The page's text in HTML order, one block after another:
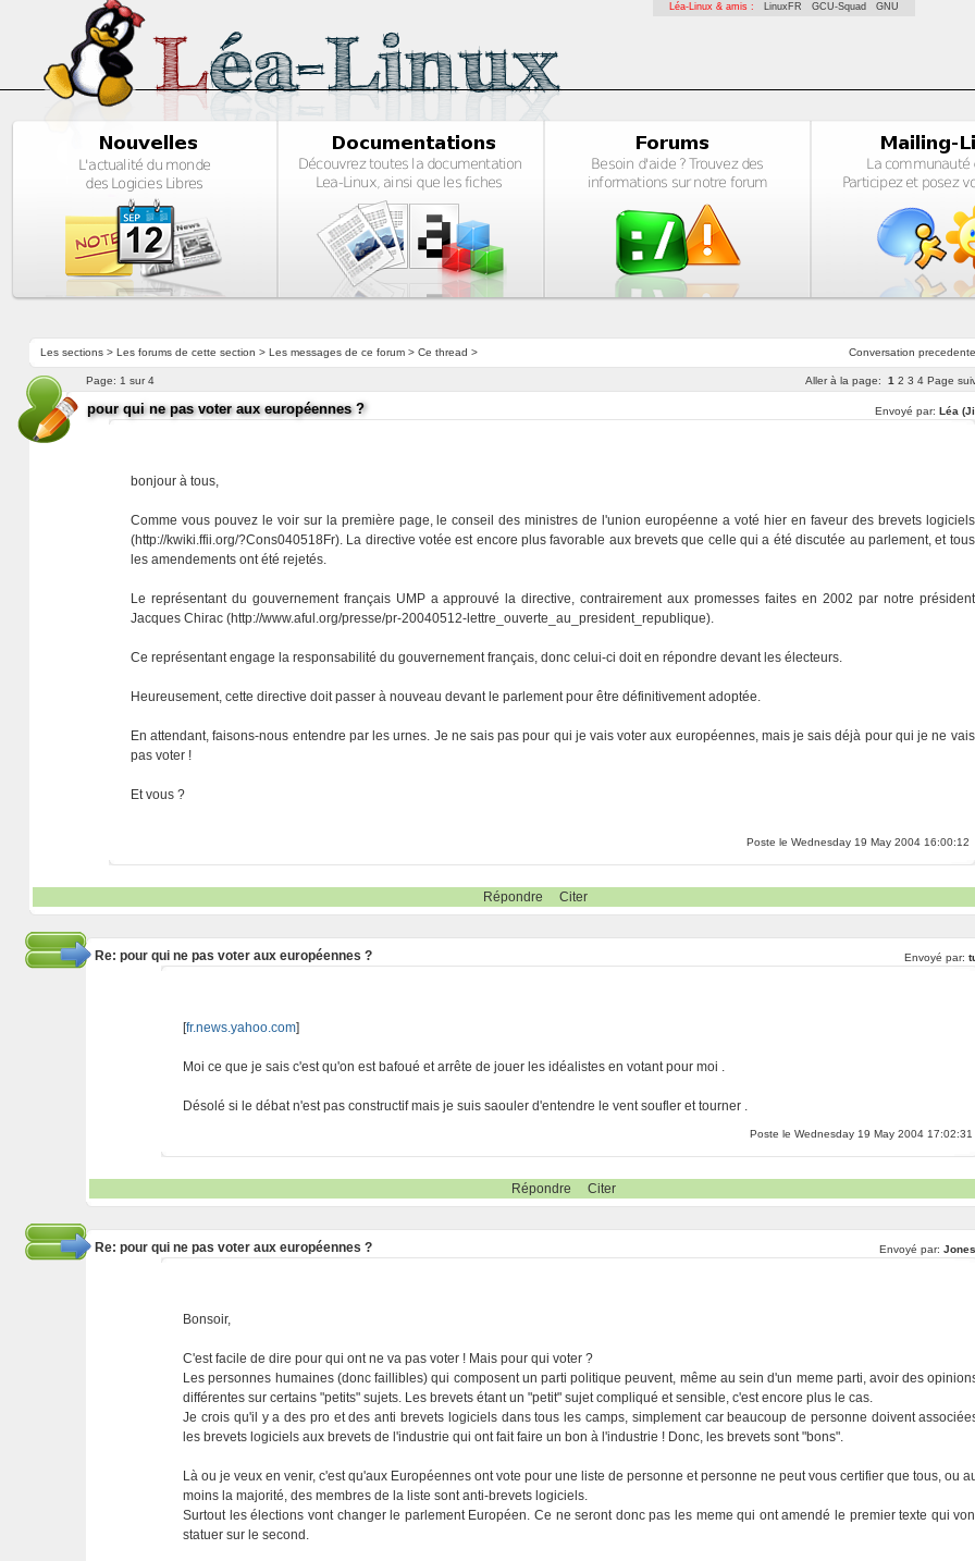
Léa-Linux & amis : LinuxFR GCU-Squad GNU
Conversation precedente
Les sections> Les forums de cette section > Les messages de ce forum> Ce thread >
Aller à la page: 1 2 3 4 Page
Page: 1 sur 4
pour qui ne pas voter aux européennes ? Envoyé par: Léa
bonjour à tous,
Comme vous pouvez le voir sur la première page, le conseil des ministres de l'union européenne a voté hier en faveur des brevets logiciels
(http://kwiki.ffii.org/?Cons040518Fr). La directive votée est encore plus favorable aux brevets que celle qui a été discutée au parlement, et tous
les amendements ont été rejetés.
Le représentant du gouvernement français UMP a approuvé la directive, contrairement aux promesses faites en 2002 par notre président
Jacques Chirac (http://www.aful.org/presse/pr-20040512-lettre_ouverte_au_president_republique).
Ce représentant engage la responsabilité du gouvernement français, donc celui-ci doit en répondre devant les électeurs.
Heureusement, cette directive doit passer à nouveau devant le parlement pour être définitivement adoptée.
En attendant, faisons-nous entendre par les urnes. Je ne sais pas pour qui je vais voter aux européennes, mais je sais déjà pour qui je ne vais
pas voter !
Et vous ?
Poste le Wednesday 19 May 2004 16:00:12
Répondre Citer
Re: pour qui ne pas voter aux européennes ? Envoyé par:
[fr.news.yahoo.com]
Moi ce que je sais c'est qu'on est bafoué et arrête de jouer les idéalistes en votant pour moi .
Désolé si le débat n'est pas constructif mais je suis saouler d'entendre le vent soufler et tourner .
Poste le Wednesday 19 May 2004 17:02:31
Répondre Citer
Re: pour qui ne pas voter aux européennes ? Envoyé par:
Bonsoir,
C'est facile de dire pour qui ont ne va pas voter ! Mais pour qui voter ?
Les personnes humaines (donc faillibles) qui composent un parti politique peuvent, même au sein d'un meme parti, avoir des
différentes sur certains "petits" sujets. Les brevets étant un "petit" sujet compliqué et sensible, c'est encore plus le cas.
Je crois qu'il y a des pro et des anti brevets logiciels dans tous les camps, simplement car beaucoup de personne doivent
les brevets logiciels aux brevets de l'industrie qui ont fait faire un bon à l'industrie ! Donc, les brevets sont "bons".
Là ou je veux en venir, c'est qu'aux Européennes ont vote pour une liste de personne et personne ne peut vous certifier que tous, ou
moins la majorité, des membres de la liste sont anti-brevets logiciels.
Surtout les élections vont changer le parlement Européen. Ce ne seront donc pas les meme qui ont amendé le premier texte qui
statuer sur le second.